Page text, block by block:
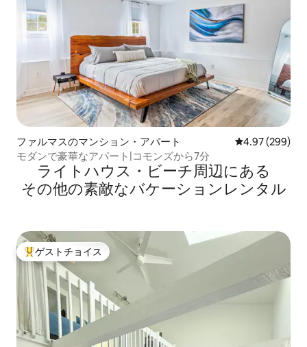
ファルマスのマンション・アパート レビュー299
4.97 (299)
モダンで豪華なアパート|コモンズから7分
ライトハウス・ビーチ⁠周⁠辺⁠に⁠あ⁠る
そ⁠の⁠他⁠の素⁠敵⁠なバ⁠ケ⁠ー⁠シ⁠ョ⁠ン⁠レ⁠ン⁠タ⁠ル
大好評のゲストチョイスです。
ゲストチョイス